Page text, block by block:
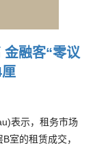
金融客“零议
表示，租务市场
室的租赁成交，